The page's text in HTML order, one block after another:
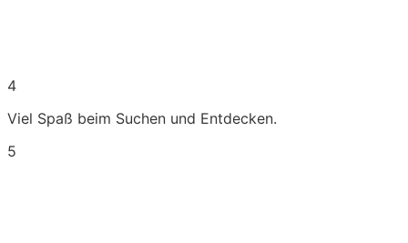
4
Viel Spaß beim Suchen und Entdecken.
5